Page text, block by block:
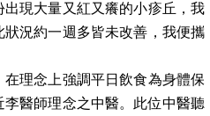
現大量又紅又癢的小疹丘，我
況約一週多皆未改善，我便攜
理念上強調平日飲食為身體保
醫師理念之中醫。此位中醫聽